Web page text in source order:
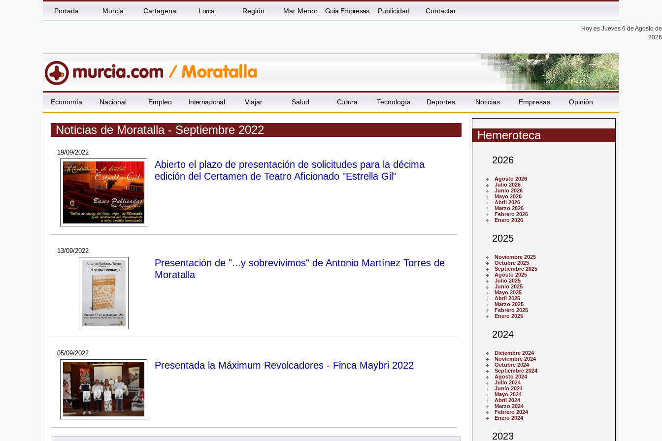
Portada Murcia Cartagena Lorca Región Mar Menor Guía Empresas Publicidad Contactar
Hoy es Jueves 6 de Agosto de
2026
Economía Nacional Empleo Internacional Viajar Salud Cultura Tecnología Deportes Noticias Empresas Opinión
Noticias de Moratalla - Septiembre 2022
19/09/2022
Abierto el plazo de presentación de solicitudes para la décima
edición del Certamen de Teatro Aficionado "Estrella Gil"
13/09/2022
Presentación de "...y sobrevivimos" de Antonio Martínez Torres de
Moratalla
05/09/2022
Presentada la Máximum Revolcadores - Finca Maybri 2022
Hemeroteca
2026
Agosto 2026
Julio 2026
Junio 2026
Mayo 2026
Abril 2026
Marzo 2026
Febrero 2026
Enero 2026
2025
Noviembre 2025
Octubre 2025
Septiembre 2025
Agosto 2025
Julio 2025
Junio 2025
Mayo 2025
Abril 2025
Marzo 2025
Febrero 2025
Enero 2025
2024
Diciembre 2024
Noviembre 2024
Octubre 2024
Septiembre 2024
Agosto 2024
Julio 2024
Junio 2024
Mayo 2024
Abril 2024
Marzo 2024
Febrero 2024
Enero 2024
2023